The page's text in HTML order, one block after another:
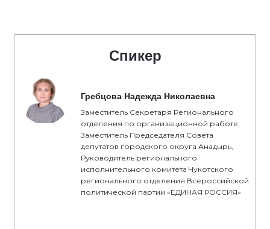
Спикер
Гребцова Надежда Николаевна
Заместитель Секретаря Регионального
отделения по организационной работе,
Заместитель Председателя Совета
депутатов городского округа Анадырь,
Руководитель регионального
исполнительного комитета Чукотского
регионального отделения Всероссийской
политической партии «ЕДИНАЯ РОССИЯ»